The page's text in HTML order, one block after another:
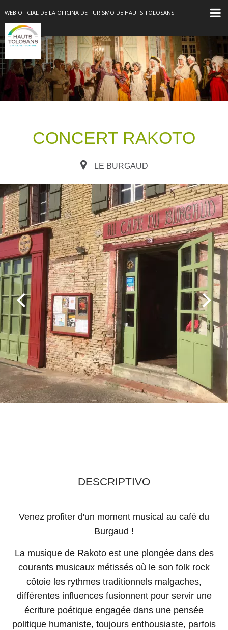
WEB OFICIAL DE LA OFICINA DE TURISMO DE HAUTS TOLOSANS
CONCERT RAKOTO
LE BURGAUD
DESCRIPTIVO
Venez profiter d'un moment musical au café du
Burgaud !
La musique de Rakoto est une plongée dans des
courants musicaux métissés où le son folk rock
côtoie les rythmes traditionnels malgaches,
différentes influences fusionnent pour servir une
écriture poétique engagée dans une pensée
politique humaniste, toujours enthousiaste, parfois